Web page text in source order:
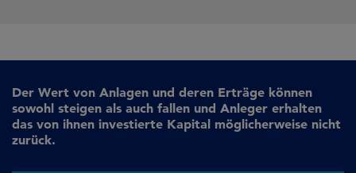
Der Wert von Anlagen und deren Erträge können
sowohl steigen als auch fallen und Anleger erhalten
das von ihnen investierte Kapital möglicherweise nicht
zurück.